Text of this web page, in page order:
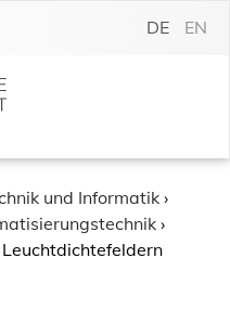
DE EN
und Informatik ›
›